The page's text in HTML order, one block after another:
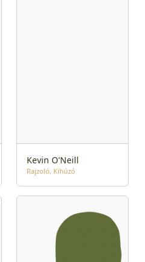
Kevin O'Neill
Rajzoló Kihúzó